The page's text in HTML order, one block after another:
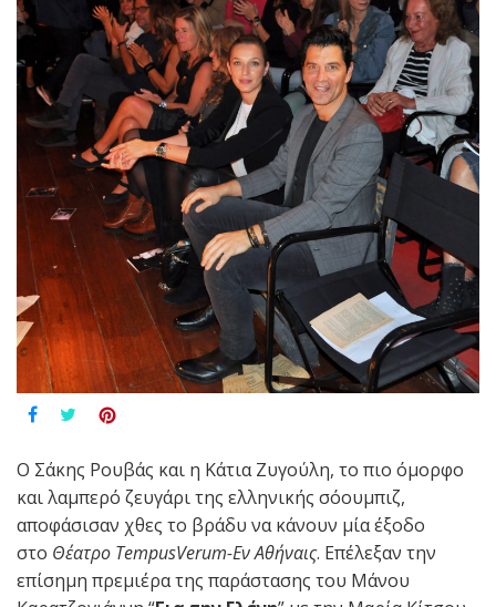
Ο Σάκης Ρουβάς και η Κάτια Ζυγούλη, το πιο όμορφο
και λαμπερό ζευγάρι της ελληνικής σόουμπιζ,
αποφάσισαν χθες το βράδυ να κάνουν μία έξοδο
στο Θέατρο TempusVerum-Εν Αθήναις. Επέλεξαν την
επίσημη πρεμιέρα της παράστασης του Μάνου